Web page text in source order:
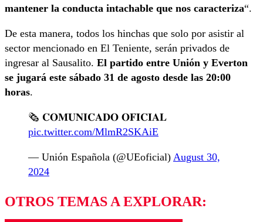
mantener la conducta intachable que nos caracteriza“.
De esta manera, todos los hinchas que solo por asistir al
sector mencionado en El Teniente, serán privados de
ingresar al Sausalito. El partido entre Unión y Everton
se jugará este sábado 31 de agosto desde las 20:00
horas.
🗞️ 𝐂𝐎𝐌𝐔𝐍𝐈𝐂𝐀𝐃𝐎 𝐎𝐅𝐈𝐂𝐈𝐀𝐋
pic.twitter.com/MlmR2SKAiE
— Unión Española (@UEoficial) August 30,
2024
OTROS TEMAS A EXPLORAR: